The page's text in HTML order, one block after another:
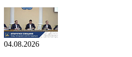
04.08.2026